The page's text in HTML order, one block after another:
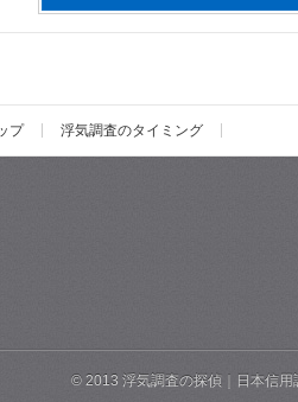
プ 浮気調査のタイミング
© 2013 浮気調査の探偵｜日本信用